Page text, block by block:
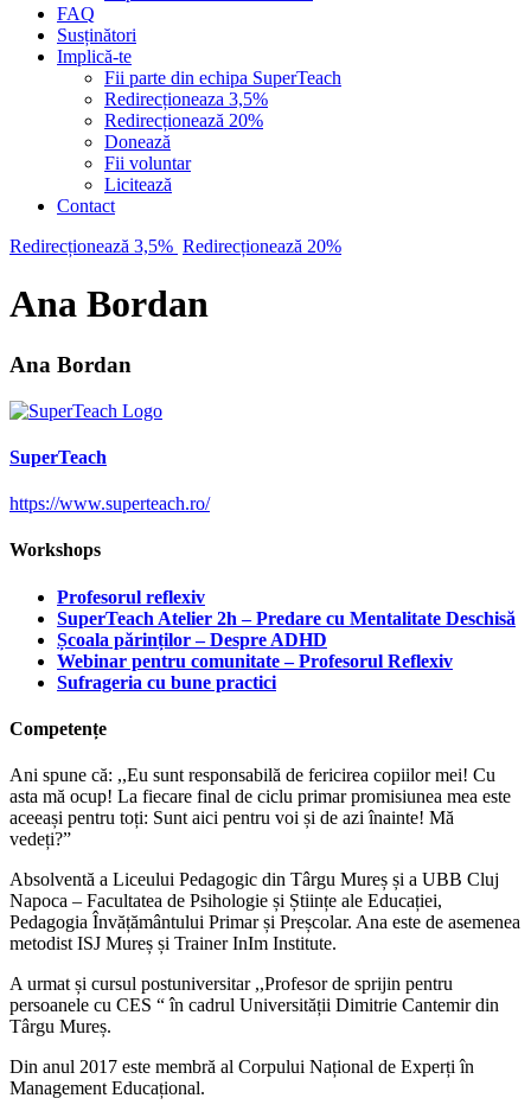
FAQ
Susținători
Implică-te
Fii parte din echipa SuperTeach
Redirecționeaza 3,5%
Redirecționează 20%
Donează
Fii voluntar
Licitează
Contact
Redirecționează 3,5% Redirecționează 20%
Ana Bordan
Ana Bordan
SuperTeach
https://www.superteach.ro/
Workshops
Profesorul reflexiv
SuperTeach Atelier 2h – Predare cu Mentalitate Deschisă
Școala părinților – Despre ADHD
Webinar pentru comunitate – Profesorul Reflexiv
Sufrageria cu bune practici
Competențe
Ani spune că: ,,Eu sunt responsabilă de fericirea copiilor mei! Cu
asta mă ocup! La fiecare final de ciclu primar promisiunea mea este
aceeași pentru toți: Sunt aici pentru voi și de azi înainte! Mă
vedeți?”
Absolventă a Liceului Pedagogic din Târgu Mureș și a UBB Cluj
Napoca – Facultatea de Psihologie și Științe ale Educației,
Pedagogia Învățământului Primar și Preșcolar. Ana este de asemenea
metodist ISJ Mureș și Trainer InIm Institute.
A urmat și cursul postuniversitar ,,Profesor de sprijin pentru
persoanele cu CES “ în cadrul Universității Dimitrie Cantemir din
Târgu Mureș.
Din anul 2017 este membră al Corpului Național de Experți în
Management Educațional.